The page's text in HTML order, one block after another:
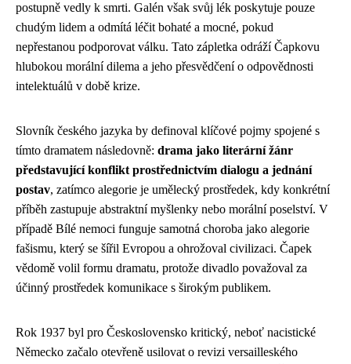
postupně vedly k smrti. Galén však svůj lék poskytuje pouze
chudým lidem a odmítá léčit bohaté a mocné, pokud
nepřestanou podporovat válku. Tato zápletka odráží Čapkovu
hlubokou morální dilema a jeho přesvědčení o odpovědnosti
intelektuálů v době krize.
Slovník českého jazyka by definoval klíčové pojmy spojené s
tímto dramatem následovně: drama jako literární žánr
představující konflikt prostřednictvím dialogu a jednání
postav, zatímco alegorie je umělecký prostředek, kdy konkrétní
příběh zastupuje abstraktní myšlenky nebo morální poselství. V
případě Bílé nemoci funguje samotná choroba jako alegorie
fašismu, který se šířil Evropou a ohrožoval civilizaci. Čapek
vědomě volil formu dramatu, protože divadlo považoval za
účinný prostředek komunikace s širokým publikem.
Rok 1937 byl pro Československo kritický, neboť nacistické
Německo začalo otevřeně usilovat o revizi versailleského